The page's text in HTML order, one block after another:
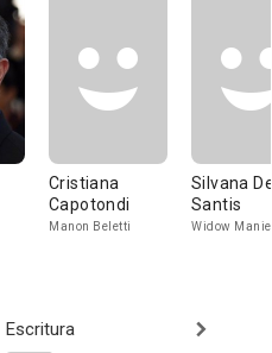
Cristiana
Capotondi
Manon Beletti
Silvana
Santis
Widow
Escritura